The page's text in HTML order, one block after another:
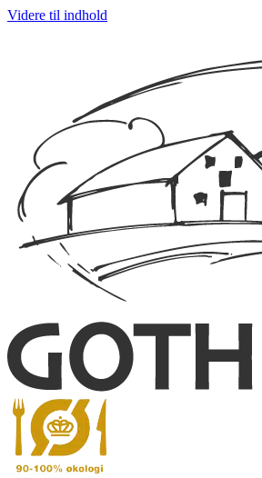
Videre til indhold